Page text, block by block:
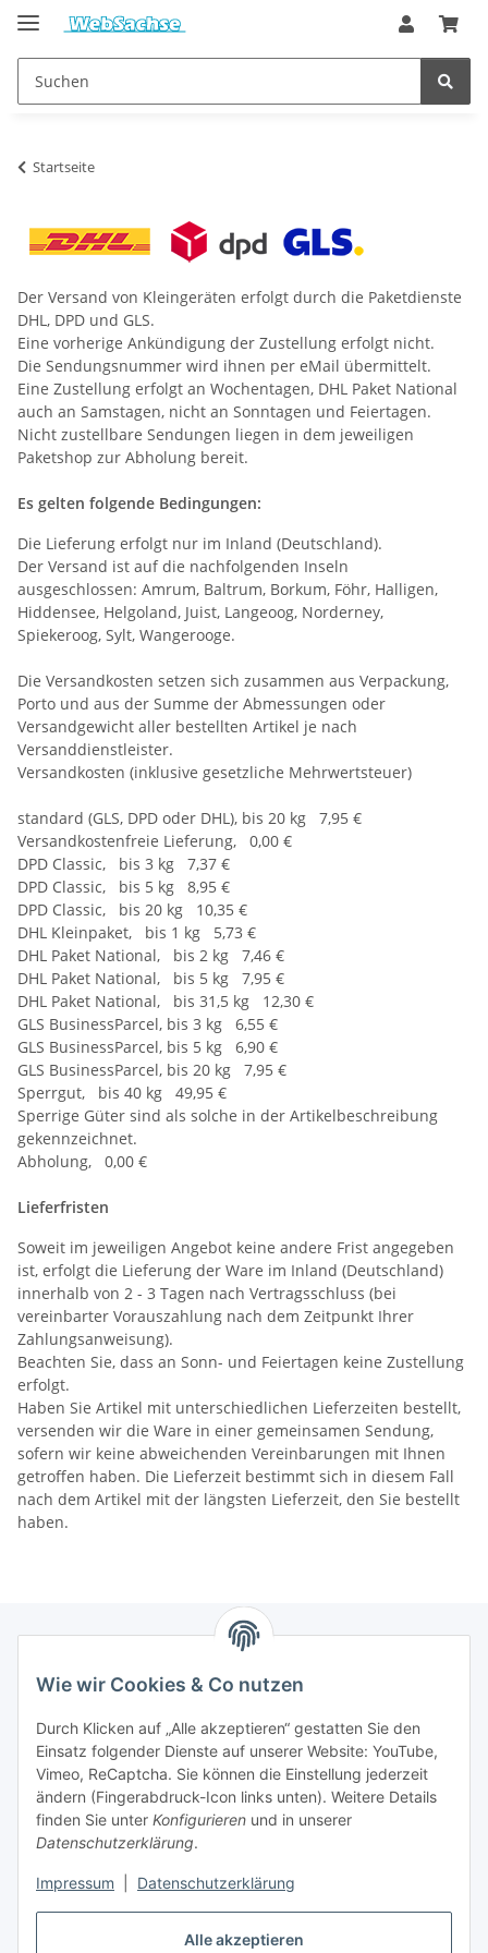
Alle akzeptieren
Wie wir Cookies & Co nutzen
Durch Klicken auf „Alle akzeptieren“ gestatten Sie den
Einsatz folgender Dienste auf unserer Website: YouTube,
Vimeo, ReCaptcha. Sie können die Einstellung jederzeit
ändern (Fingerabdruck-Icon links unten). Weitere Details
finden Sie unter Konfigurieren und in unserer
Datenschutzerklärung.
Impressum Datenschutzerklärung
Startseite
Der Versand von Kleingeräten erfolgt durch die Paketdienste
DHL, DPD und GLS.
Eine vorherige Ankündigung der Zustellung erfolgt nicht.
Die Sendungsnummer wird ihnen per eMail übermittelt.
Eine Zustellung erfolgt an Wochentagen, DHL Paket National
auch an Samstagen, nicht an Sonntagen und Feiertagen.
Nicht zustellbare Sendungen liegen in dem jeweiligen
Paketshop zur Abholung bereit.
Es gelten folgende Bedingungen:
Die Lieferung erfolgt nur im Inland (Deutschland).
Der Versand ist auf die nachfolgenden Inseln
ausgeschlossen: Amrum, Baltrum, Borkum, Föhr, Halligen,
Hiddensee, Helgoland, Juist, Langeoog, Norderney,
Spiekeroog, Sylt, Wangerooge.
Die Versandkosten setzen sich zusammen aus Verpackung,
Porto und aus der Summe der Abmessungen oder
Versandgewicht aller bestellten Artikel je nach
Versanddienstleister.
Versandkosten (inklusive gesetzliche Mehrwertsteuer)
standard (GLS, DPD oder DHL), bis 20 kg 7,95 €
Versandkostenfreie Lieferung, 0,00 €
DPD Classic, bis 3 kg 7,37 €
DPD Classic, bis 5 kg 8,95 €
DPD Classic, bis 20 kg 10,35 €
DHL Kleinpaket, bis 1 kg 5,73 €
DHL Paket National, bis 2 kg 7,46 €
DHL Paket National, bis 5 kg 7,95 €
DHL Paket National, bis 31,5 kg 12,30 €
GLS BusinessParcel, bis 3 kg 6,55 €
GLS BusinessParcel, bis 5 kg 6,90 €
GLS BusinessParcel, bis 20 kg 7,95 €
Sperrgut, bis 40 kg 49,95 €
Sperrige Güter sind als solche in der Artikelbeschreibung
gekennzeichnet.
Abholung, 0,00 €
Lieferfristen
Soweit im jeweiligen Angebot keine andere Frist angegeben
ist, erfolgt die Lieferung der Ware im Inland (Deutschland)
innerhalb von 2 - 3 Tagen nach Vertragsschluss (bei
vereinbarter Vorauszahlung nach dem Zeitpunkt Ihrer
Zahlungsanweisung).
Beachten Sie, dass an Sonn- und Feiertagen keine Zustellung
erfolgt.
Haben Sie Artikel mit unterschiedlichen Lieferzeiten bestellt,
versenden wir die Ware in einer gemeinsamen Sendung,
sofern wir keine abweichenden Vereinbarungen mit Ihnen
getroffen haben. Die Lieferzeit bestimmt sich in diesem Fall
nach dem Artikel mit der längsten Lieferzeit, den Sie bestellt
haben.
Zahlungsmöglichkeiten
Versandinformationen
Gesetzliche Informationen